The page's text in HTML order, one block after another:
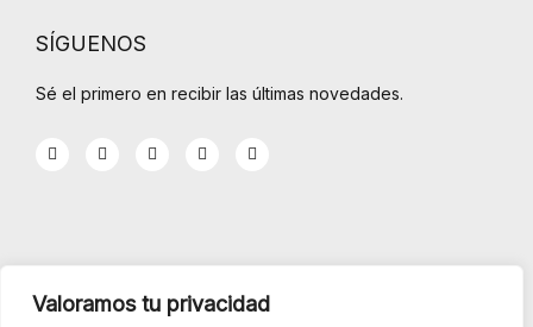
Valoramos tu privacidad
SÍGUENOS
Sé el primero en recibir las últimas novedades.
F
a
f
T
w
G
o
u
s
Y
o
I
n
INFORMACIÓN